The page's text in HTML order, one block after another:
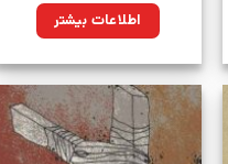
اطلاعات بیشتر